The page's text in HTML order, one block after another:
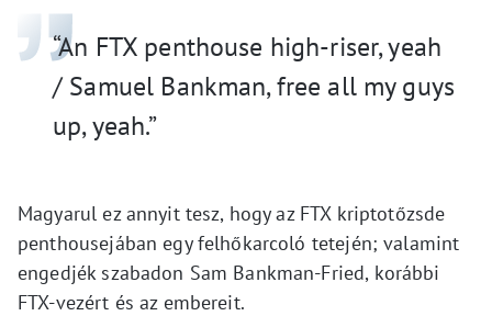
“An FTX penthouse high-riser, yeah
/ Samuel Bankman, free all my guys
up, yeah.”
Magyarul ez annyit tesz, hogy az FTX kriptotőzsde
penthousejában egy felhőkarcoló tetején; valamint
engedjék szabadon Sam Bankman-Fried, korábbi
FTX-vezért és az embereit.